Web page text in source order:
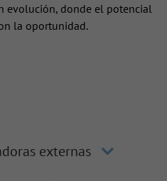
evolución, donde el potencial
la oportunidad.
externas